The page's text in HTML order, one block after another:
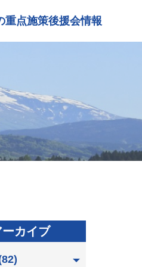
重点施策後援会情報
ーカイブ